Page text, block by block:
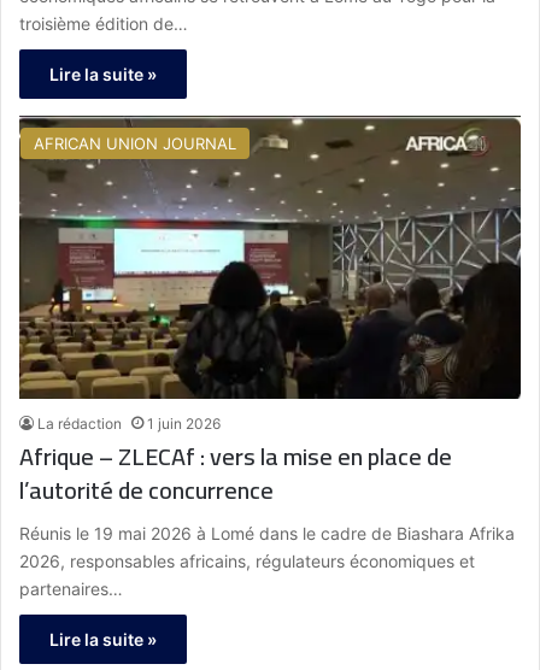
troisième édition de…
Lire la suite »
AFRICAN UNION JOURNAL
La rédaction 1 juin 2026
Afrique – ZLECAf : vers la mise en place de
l’autorité de concurrence
Réunis le 19 mai 2026 à Lomé dans le cadre de Biashara Afrika
2026, responsables africains, régulateurs économiques et
partenaires…
Lire la suite »